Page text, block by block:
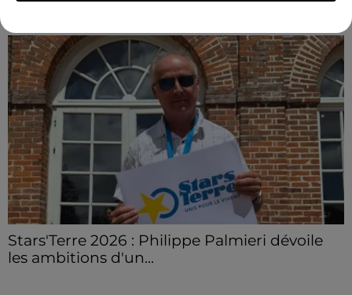
Stars'Terre 2026 : Philippe Palmieri dévoile
les ambitions d'un...